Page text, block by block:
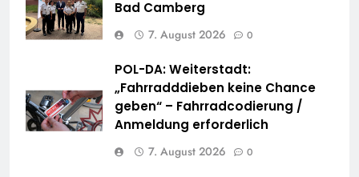
Bad Camberg
7. August 2026 0
POL-DA: Weiterstadt:
„Fahrradddieben keine Chance
geben“ – Fahrradcodierung /
Anmeldung erforderlich
7. August 2026 0